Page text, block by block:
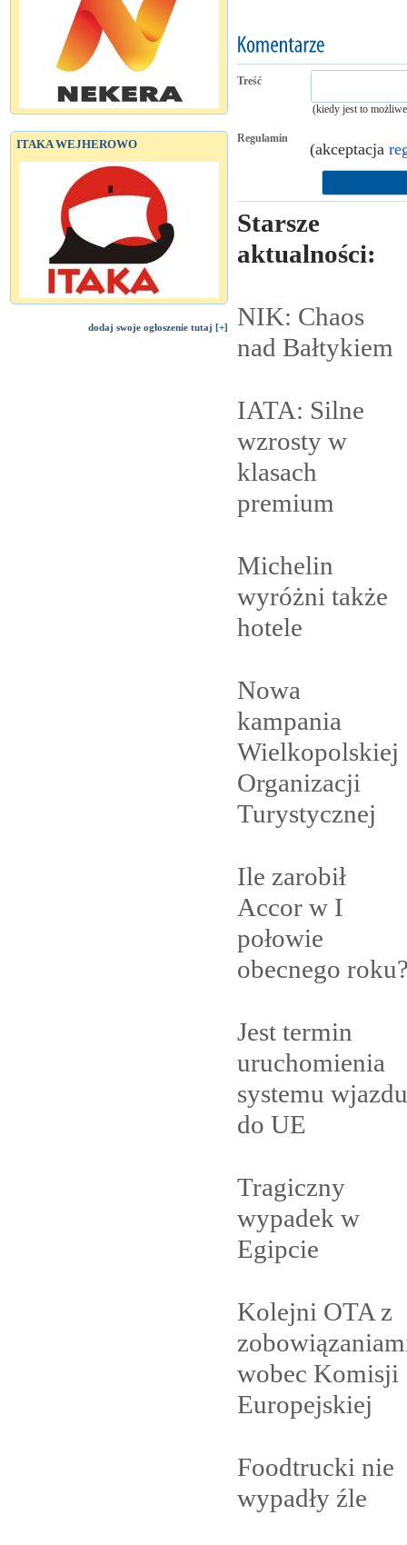
ITAKA WEJHEROWO
dodaj swoje ogłoszenie tutaj [+]
Treść
(kiedy jest to
Regulamin
(akceptacja
Starsze
aktualności:
NIK: Chaos
nad Bałtykiem
IATA: Silne
wzrosty w
klasach
premium
Michelin
wyróżni także
hotele
Nowa
kampania
Wielkopolskiej
Organizacji
Turystycznej
Ile zarobił
Accor w I
połowie
obecnego
Jest termin
uruchomienia
systemu wjazdu
do UE
Tragiczny
wypadek w
Egipcie
Kolejni OTA z
wobec Komisji
Europejskiej
Foodtrucki nie
wypadły źle